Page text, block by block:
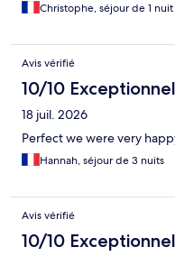
Christophe, séjour de 1 nuit
Avis vérifié
10/10 Exceptionnel
18 juil. 2026
Perfect we were very
Hannah, séjour de 3 nuits
Avis vérifié
10/10 Exceptionnel